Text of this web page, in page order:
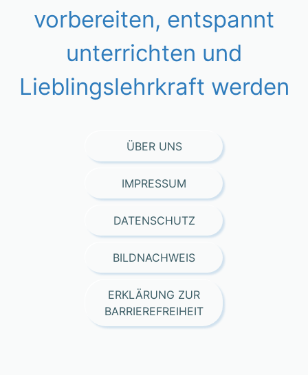
vorbereiten, entspannt
unterrichten und
Lieblingslehrkraft werden
ÜBER UNS
IMPRESSUM
DATENSCHUTZ
BILDNACHWEIS
ERKLÄRUNG ZUR
BARRIEREFREIHEIT